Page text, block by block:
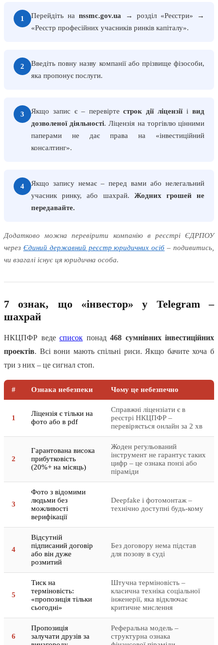
1 Перейдіть наnssmc.gov.ua → розділ «Реєстри» →
«Реєстр професійних учасників ринків капіталу».
2
Введіть повну назву компанії або прізвище фізособи,
яка пропонує послуги.
3 Якщо запис є – перевіртестрок дії ліцензіїівид
дозволеної діяльності. Ліцензія на торгівлю цінними
паперами не дає права на «інвестиційний
консалтинг».
4
Якщо запису немає – перед вами або нелегальний
учасник ринку, або шахрай. Жодних грошей не
передавайте.
Додатково можна перевірити компанію в реєстрі ЄДРПОУ
через Єдиний державний реєстр юридичних осіб – подивитись,
чи взагалі існує ця юридична особа.
7 ознак, що «інвестор» у Telegram –
шахрай
НКЦПФР веде список понад 468 сумнівних інвестиційних
проектів. Всі вони мають спільні риси. Якщо бачите хоча б
три з них – це сигнал стоп.
# Ознака небезпеки Чому це небезпечно
1
Ліцензія є тільки на
фото або в pdf
Справжні ліцензіати є в
реєстрі НКЦПФР –
перевіряється онлайн за 2 хв
2
Гарантована висока
прибутковість
(20%+ на місяць)
Жоден регульований
інструмент не гарантує таких
цифр – це ознака понзі або
піраміди
3
Фото з відомими
людьми без
можливості
верифікації
Deepfake і фотомонтаж –
технічно доступні будь-кому
4
Відсутній
підписаний договір
або він дуже
розмитий
Без договору нема підстав
для позову в суді
5
Тиск на
терміновість:
«пропозиція тільки
сьогодні»
Штучна терміновість –
класична техніка соціальної
інженерії, яка відключає
критичне мислення
6
Пропозиція
залучати друзів за
Реферальна модель –
структурна ознака